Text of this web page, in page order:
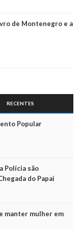
de Montenegro e a
RECENTES
Popular
Polícia são
do Papai
manter mulher em